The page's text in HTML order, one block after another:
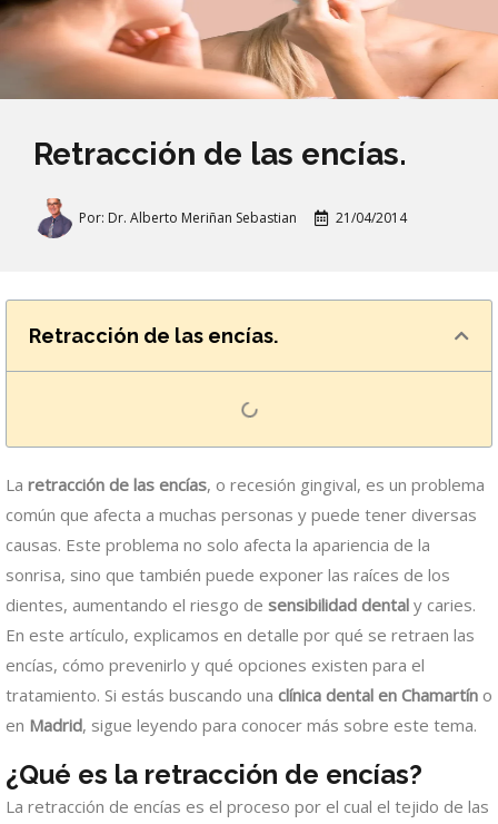
Retracción de las encías.
Por: Dr. Alberto Meriñan Sebastian 21/04/2014
Retracción de las encías.
La retracción de las encías, o recesión gingival, es un problema
común que afecta a muchas personas y puede tener diversas
causas. Este problema no solo afecta la apariencia de la
sonrisa, sino que también puede exponer las raíces de los
dientes, aumentando el riesgo de sensibilidad dental y caries.
En este artículo, explicamos en detalle por qué se retraen las
encías, cómo prevenirlo y qué opciones existen para el
tratamiento. Si estás buscando una clínica dental en Chamartín o
en Madrid, sigue leyendo para conocer más sobre este tema.
¿Qué es la retracción de encías?
La retracción de encías es el proceso por el cual el tejido de las